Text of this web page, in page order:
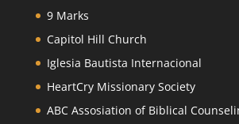
9 Marks
Capitol Hill Church
Iglesia Bautista Internacional
HeartCry Missionary Society
ABC Assosiation of Biblical